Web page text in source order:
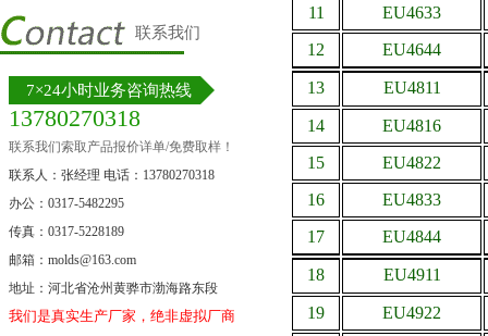
联系我们
7×24小时业务咨询热线
13780270318
联系我们索取产品报价详单/免费取样！
联系人：张经理 电话：13780270318
办公：0317-5482295
传真：0317-5228189
邮箱：molds@163.com
地址：河北省沧州黄骅市渤海路东段
我们是真实生产厂家，绝非虚拟厂商。
11
EU4633
12
EU4644
13 EU4811
14
EU4816
15
EU4822
16
EU4833
17
EU4844
18 EU4911
19
EU4922